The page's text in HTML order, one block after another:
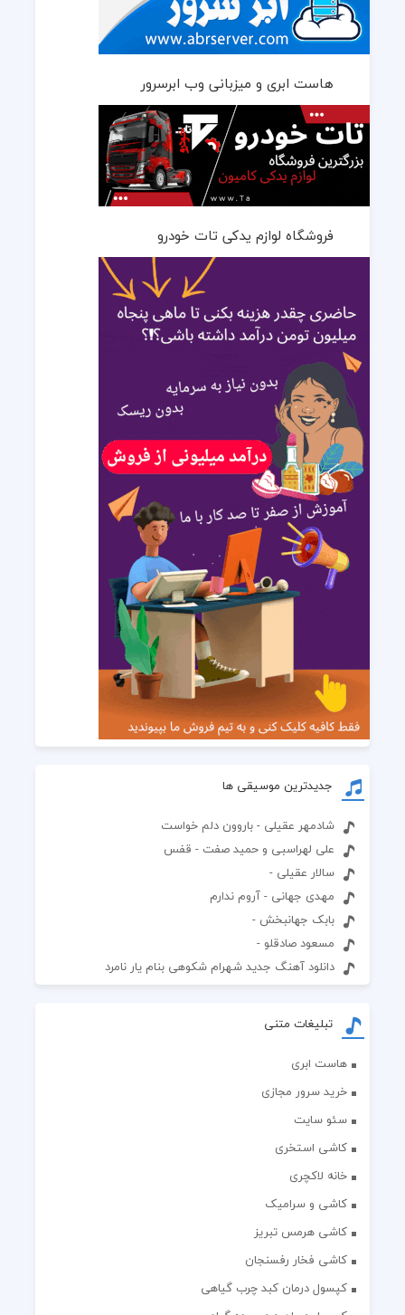
هاست ابری و میزبانی وب ابرسرور
فروشگاه لوازم یدکی تات خودرو
جدیدترین موسیقی ها
شادمهر عقیلی - باروون دلم خواست
علی لهراسبی و حمید صفت - قفس
سالار عقیلی -
مهدی جهانی - آروم ندارم
بابک جهانبخش -
مسعود صادقلو -
دانلود آهنگ جدید شهرام شکوهی بنام یار نامرد
تبلیغات متنی
هاست ابری
خرید سرور مجازی
سئو سایت
کاشی استخری
خانه لاکچری
کاشی و سرامیک
کاشی هرمس تبریز
کاشی فخار رفسنجان
کپسول درمان کبد چرب گیاهی